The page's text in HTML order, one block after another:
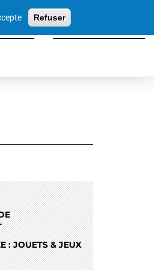
Refuser
Loisirs Tissu Économique
: JOUETS & JEUX